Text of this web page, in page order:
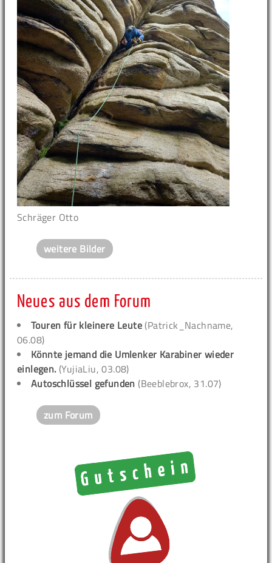
Schräger Otto
weitere Bilder
Neues aus dem Forum
Touren für kleinere Leute (Patrick_Nachname,
06.08)
Könnte jemand die Umlenker Karabiner wieder
einlegen. (YujiaLiu, 03.08)
Autoschlüssel gefunden (Beeblebrox, 31.07)
zum Forum